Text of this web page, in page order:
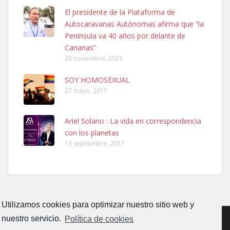
Utilizamos cookies para optimizar nuestro sitio web y
nuestro servicio. Política de cookies
Ninfa perdida
El día 5 se los perdió una ninfa papillera, asustada tiene miedo a la
calle, se perdió por la zon...
Leales.org » Gran Canaria
6.7.2025
Adopcion
Busco casa de acogida para mi perrita ya que por temas de trabajo
no la puedo tener. Solo gente r...
El presidente de la Plataforma de
Autocaravanas Autónomas afirma que “la
Península va 40 años por delante de
Canarias”
26 noviembre, 2023
SOY HOMOSEXUAL
27 mayo, 2017
Ariel Solano : La vida en correspondencia
con los planetas
13 septiembre, 2017